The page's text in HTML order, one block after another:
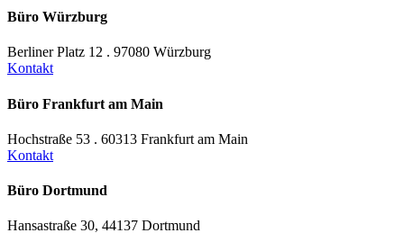
Büro Würzburg
Berliner Platz 12 . 97080 Würzburg
Kontakt
Büro Frankfurt am Main
Hochstraße 53 . 60313 Frankfurt am Main
Kontakt
Büro Dortmund
Hansastraße 30, 44137 Dortmund